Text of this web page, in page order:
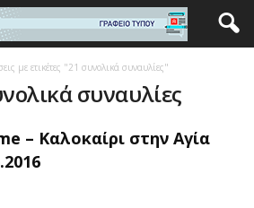
με ετικέτες "21 συνολικά συναυλίες"
συναυλίες
– Καλοκαίρι στην Αγία